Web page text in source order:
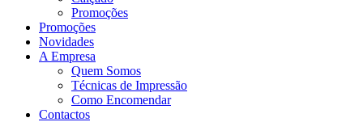
Promoções
Promoções
Novidades
A Empresa
Quem Somos
Técnicas de Impressão
Como Encomendar
Contactos